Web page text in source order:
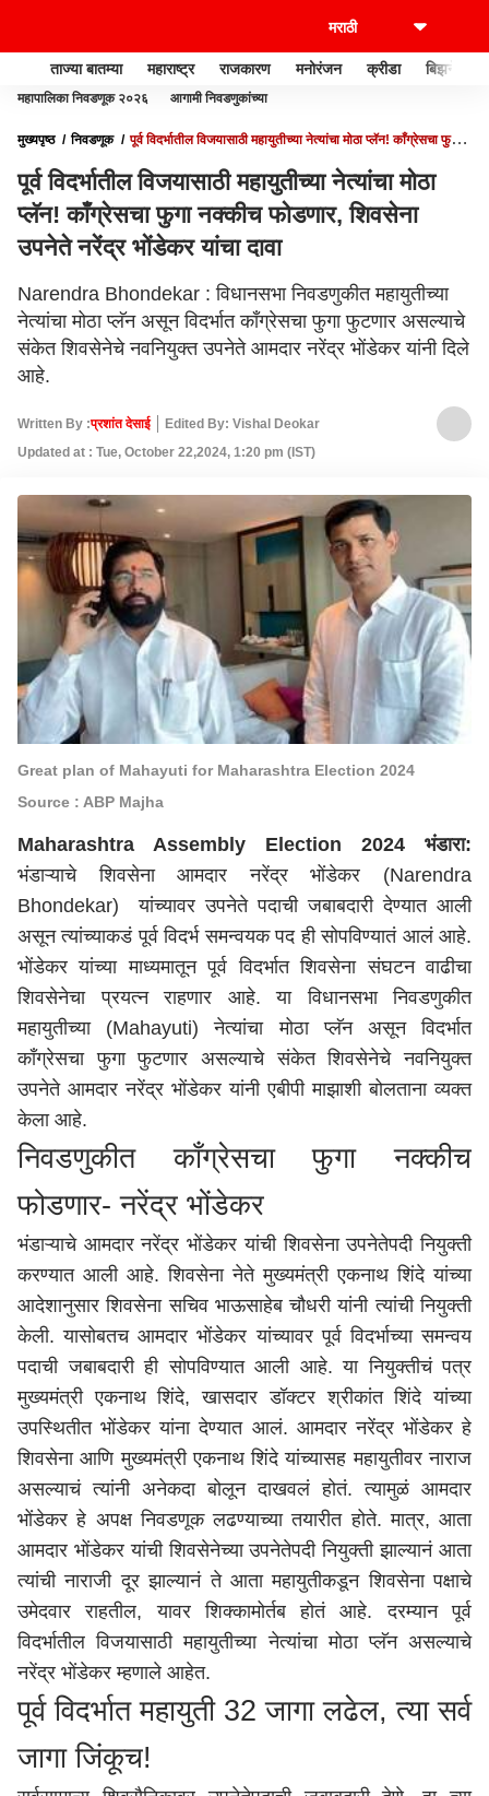
ताज्या बातम्या महाराष्ट्र राजकारण मनोरंजन क्रीडा बिझनेस
महापालिका निवडणूक २०२६ आगामी निवडणुकांच्या
मुख्यपृष्ठ निवडणूक
पूर्व विदर्भातील विजयासाठी महायुतीच्या नेत्यांचा मोठा प्लॅन! काँग्रेसचा फुगा
पूर्व विदर्भातील विजयासाठी महायुतीच्या नेत्यांचा मोठा
प्लॅन! काँग्रेसचा फुगा नक्कीच फोडणार, शिवसेना
उपनेते नरेंद्र भोंडेकर यांचा दावा
Narendra Bhondekar : विधानसभा निवडणुकीत महायुतीच्या
नेत्यांचा मोठा प्लॅन असून विदर्भात काँग्रेसचा फुगा फुटणार असल्याचे
संकेत शिवसेनेचे नवनियुक्त उपनेते आमदार नरेंद्र भोंडेकर यांनी दिले
आहे.
Written By :प्रशांत देसाई
Edited By: Vishal Deokar
Updated at : Tue, October 22,2024, 1:20 pm (IST)
Great plan of Mahayuti for Maharashtra Election 2024
Source : ABP Majha
Maharashtra Assembly Election 2024 भंडारा:
भंडाऱ्याचे शिवसेना आमदार नरेंद्र भोंडेकर (Narendra
Bhondekar) यांच्यावर उपनेते पदाची जबाबदारी देण्यात आली
असून त्यांच्याकडं पूर्व विदर्भ समन्वयक पद ही सोपविण्यातं आलं आहे.
भोंडेकर यांच्या माध्यमातून पूर्व विदर्भात शिवसेना संघटन वाढीचा
शिवसेनेचा प्रयत्न राहणार आहे. या विधानसभा निवडणुकीत
महायुतीच्या (Mahayuti) नेत्यांचा मोठा प्लॅन असून विदर्भात
काँग्रेसचा फुगा फुटणार असल्याचे संकेत शिवसेनेचे नवनियुक्त
उपनेते आमदार नरेंद्र भोंडेकर यांनी एबीपी माझाशी बोलताना व्यक्त
केला आहे.
निवडणुकीत काँग्रेसचा फुगा नक्कीच
फोडणार- नरेंद्र भोंडेकर
भंडाऱ्याचे आमदार नरेंद्र भोंडेकर यांची शिवसेना उपनेतेपदी नियुक्ती
करण्यात आली आहे. शिवसेना नेते मुख्यमंत्री एकनाथ शिंदे यांच्या
आदेशानुसार शिवसेना सचिव भाऊसाहेब चौधरी यांनी त्यांची नियुक्ती
केली. यासोबतच आमदार भोंडेकर यांच्यावर पूर्व विदर्भाच्या समन्वय
पदाची जबाबदारी ही सोपविण्यात आली आहे. या नियुक्तीचं पत्र
मुख्यमंत्री एकनाथ शिंदे, खासदार डॉक्टर श्रीकांत शिंदे यांच्या
उपस्थितीत भोंडेकर यांना देण्यात आलं. आमदार नरेंद्र भोंडेकर हे
शिवसेना आणि मुख्यमंत्री एकनाथ शिंदे यांच्यासह महायुतीवर नाराज
असल्याचं त्यांनी अनेकदा बोलून दाखवलं होतं. त्यामुळं आमदार
भोंडेकर हे अपक्ष निवडणूक लढण्याच्या तयारीत होते. मात्र, आता
आमदार भोंडेकर यांची शिवसेनेच्या उपनेतेपदी नियुक्ती झाल्यानं आता
त्यांची नाराजी दूर झाल्यानं ते आता महायुतीकडून शिवसेना पक्षाचे
उमेदवार राहतील, यावर शिक्कामोर्तब होतं आहे. दरम्यान पूर्व
विदर्भातील विजयासाठी महायुतीच्या नेत्यांचा मोठा प्लॅन असल्याचे
नरेंद्र भोंडेकर म्हणाले आहेत.
पूर्व विदर्भात महायुती 32 जागा लढेल, त्या सर्व
जागा जिंकूच!